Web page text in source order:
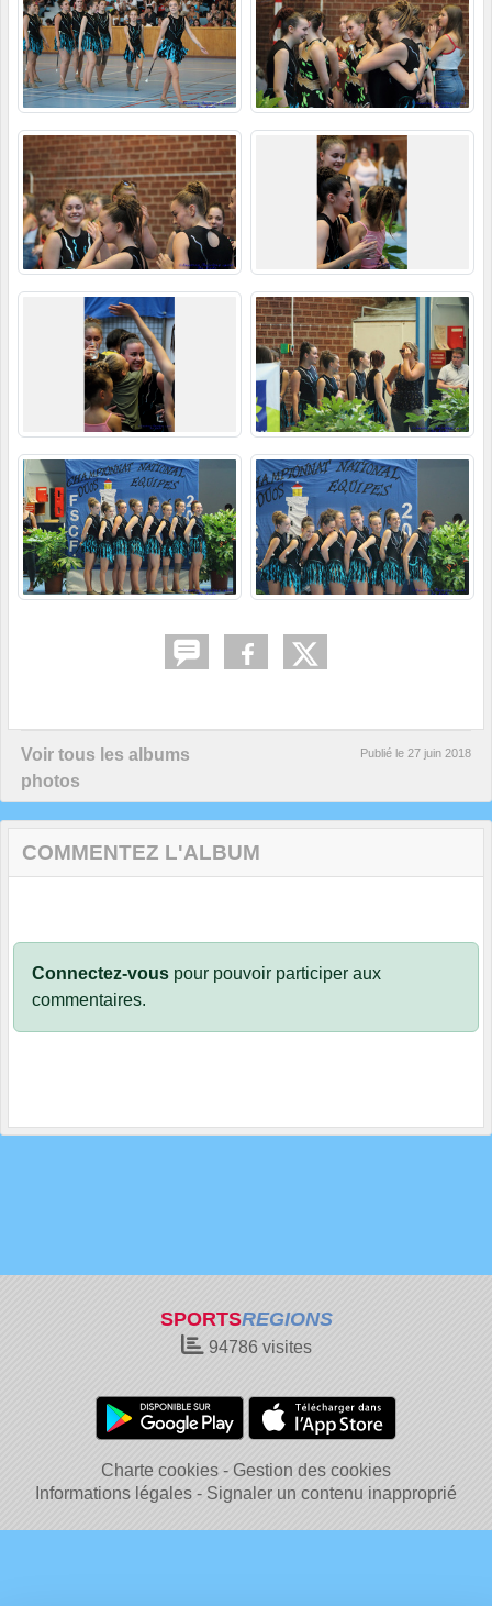
Voir tous les albums
photos
Publié le 27 juin 2018
COMMENTEZ L'ALBUM
Connectez-vous pour pouvoir participer aux
commentaires.
SPORTSREGIONS
94786visites
Charte cookies
Gestion des cookies
Informations légales
Signaler un contenu inapproprié